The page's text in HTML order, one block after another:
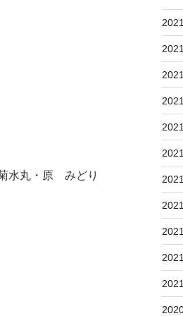
水丸・原 みどり